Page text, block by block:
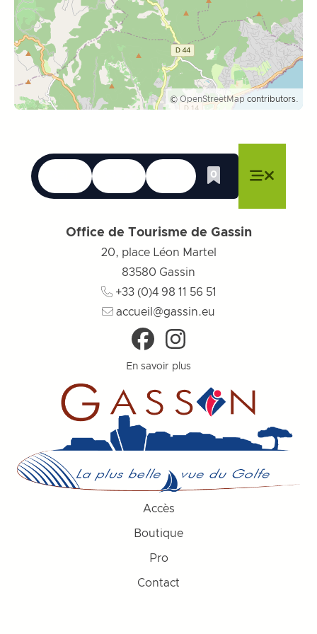
© OpenStreetMap contributors.
Langues
Fermer le menu
Accessibilité
Fermer le menu
Recherche
Fermer le menu
0
Liste de
Office de Tourisme de Gassin
20, place Léon Martel
83580 Gassin
+33 (0)4 98 11 56 51
accueil@gassin.eu
En savoir plus
Accès
Boutique
Pro
Contact